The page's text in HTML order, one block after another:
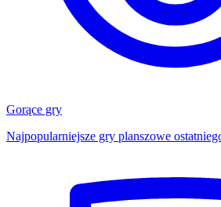
Gorące gry
Najpopularniejsze gry planszowe